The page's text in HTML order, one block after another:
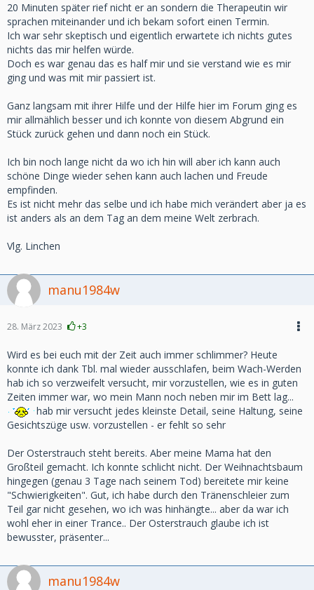
20 Minuten später rief nicht er an sondern die Therapeutin wir
sprachen miteinander und ich bekam sofort einen Termin.
Ich war sehr skeptisch und eigentlich erwartete ich nichts gutes
nichts das mir helfen würde.
Doch es war genau das es half mir und sie verstand wie es mir
ging und was mit mir passiert ist.
Ganz langsam mit ihrer Hilfe und der Hilfe hier im Forum ging es
mir allmählich besser und ich konnte von diesem Abgrund ein
Stück zurück gehen und dann noch ein Stück.
Ich bin noch lange nicht da wo ich hin will aber ich kann auch
schöne Dinge wieder sehen kann auch lachen und Freude
empfinden.
Es ist nicht mehr das selbe und ich habe mich verändert aber ja es
ist anders als an dem Tag an dem meine Welt zerbrach.
Vlg. Linchen
manu1984w
28. März 2023 +3
Wird es bei euch mit der Zeit auch immer schlimmer? Heute
konnte ich dank Tbl. mal wieder ausschlafen, beim Wach-Werden
hab ich so verzweifelt versucht, mir vorzustellen, wie es in guten
Zeiten immer war, wo mein Mann noch neben mir im Bett lag...
hab mir versucht jedes kleinste Detail, seine Haltung, seine
Gesichtszüge usw. vorzustellen - er fehlt so sehr
Der Osterstrauch steht bereits. Aber meine Mama hat den
Großteil gemacht. Ich konnte schlicht nicht. Der Weihnachtsbaum
hingegen (genau 3 Tage nach seinem Tod) bereitete mir keine
"Schwierigkeiten". Gut, ich habe durch den Tränenschleier zum
Teil gar nicht gesehen, wo ich was hinhängte... aber da war ich
wohl eher in einer Trance.. Der Osterstrauch glaube ich ist
bewusster, präsenter...
manu1984w